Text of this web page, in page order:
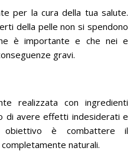
per la cura della tua salute.
della pelle non si spendono
è importante e che nei e
gravi.
realizzata con ingredienti
di avere effetti indesiderati e
obiettivo è combattere il
naturali.